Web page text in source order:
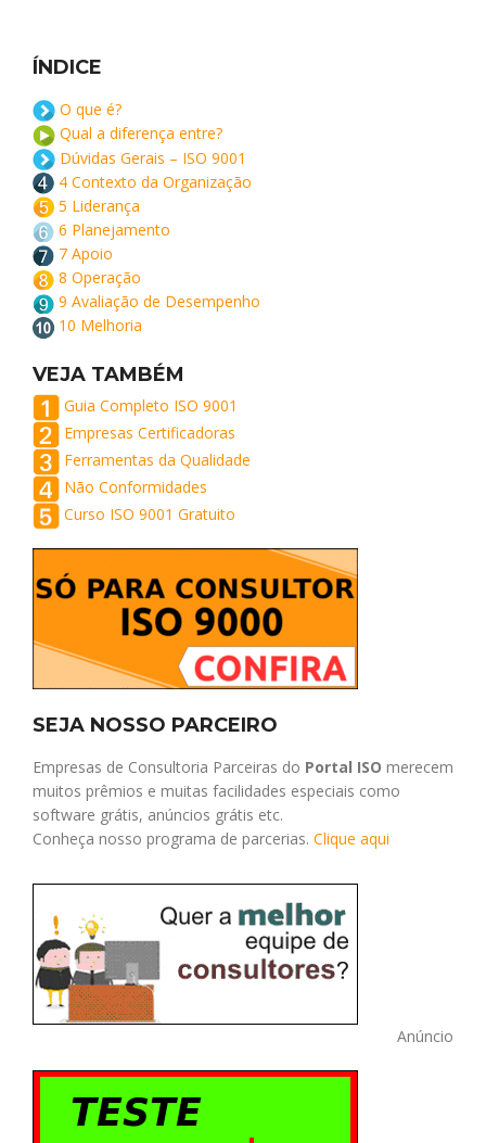
ÍNDICE
O que é?
Qual a diferença entre?
Dúvidas Gerais – ISO 9001
4 Contexto da Organização
5 Liderança
6 Planejamento
7 Apoio
8 Operação
9 Avaliação de Desempenho
10 Melhoria
VEJA TAMBÉM
Guia Completo ISO 9001
Empresas Certificadoras
Ferramentas da Qualidade
Não Conformidades
Curso ISO 9001 Gratuito
SEJA NOSSO PARCEIRO
Empresas de Consultoria Parceiras do Portal ISO merecem
muitos prêmios e muitas facilidades especiais como
software grátis, anúncios grátis etc.
Conheça nosso programa de parcerias. Clique aqui
Anúncio